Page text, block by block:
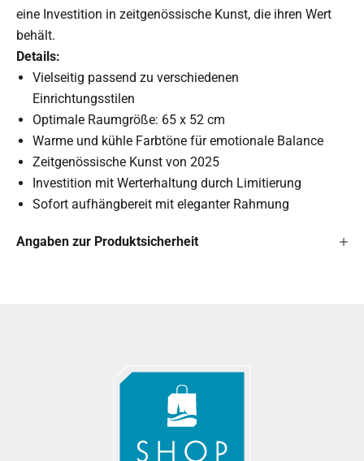
eine Investition in zeitgenössische Kunst, die ihren Wert
behält.
Details:
Vielseitig passend zu verschiedenen
Einrichtungsstilen
Optimale Raumgröße: 65 x 52 cm
Warme und kühle Farbtöne für emotionale Balance
Zeitgenössische Kunst von 2025
Investition mit Werterhaltung durch Limitierung
Sofort aufhängbereit mit eleganter Rahmung
Angaben zur Produktsicherheit